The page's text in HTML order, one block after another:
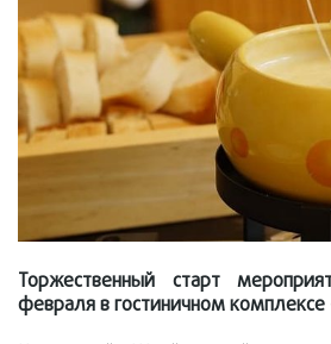
Торжественный старт
февраля в гостиничном